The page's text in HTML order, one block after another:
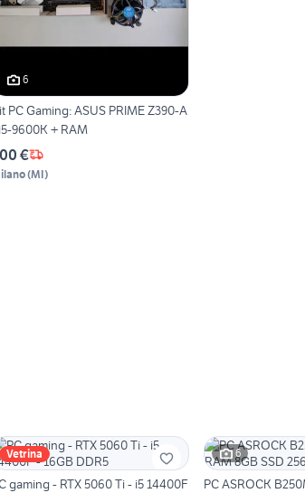
6
Gaming: ASUS PRIME Z390-A
9600K + RAM
€
(MI)
Vetrina
gaming - RTX 5060 Ti - i5 14400F
6
PC ASROCK